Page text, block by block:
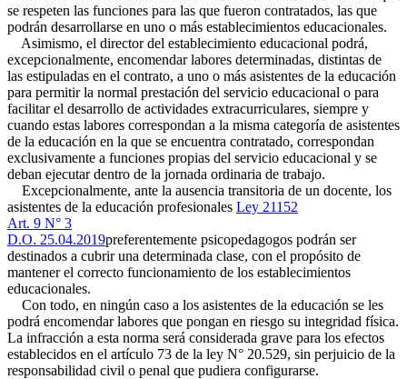
se respeten las funciones para las que fueron contratados, las que
podrán desarrollarse en uno o más establecimientos educacionales.
Asimismo, el director del establecimiento educacional podrá,
excepcionalmente, encomendar labores determinadas, distintas de
las estipuladas en el contrato, a uno o más asistentes de la educación
para permitir la normal prestación del servicio educacional o para
facilitar el desarrollo de actividades extracurriculares, siempre y
cuando estas labores correspondan a la misma categoría de asistentes
de la educación en la que se encuentra contratado, correspondan
exclusivamente a funciones propias del servicio educacional y se
deban ejecutar dentro de la jornada ordinaria de trabajo.
Excepcionalmente, ante la ausencia transitoria de un docente, los
asistentes de la educación profesionales Ley 21152
Art. 9 N° 3
D.O. 25.04.2019preferentemente psicopedagogos podrán ser
destinados a cubrir una determinada clase, con el propósito de
mantener el correcto funcionamiento de los establecimientos
educacionales.
Con todo, en ningún caso a los asistentes de la educación se les
podrá encomendar labores que pongan en riesgo su integridad física.
La infracción a esta norma será considerada grave para los efectos
establecidos en el artículo 73 de la ley N° 20.529, sin perjuicio de la
responsabilidad civil o penal que pudiera configurarse.